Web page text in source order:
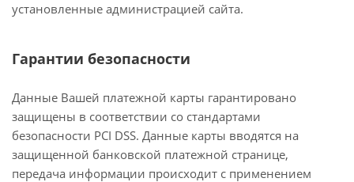
установленные администрацией сайта.
Гарантии безопасности
Данные Вашей платежной карты гарантировано
защищены в соответствии со стандартами
безопасности PCI DSS. Данные карты вводятся на
защищенной банковской платежной странице,
передача информации происходит с применением